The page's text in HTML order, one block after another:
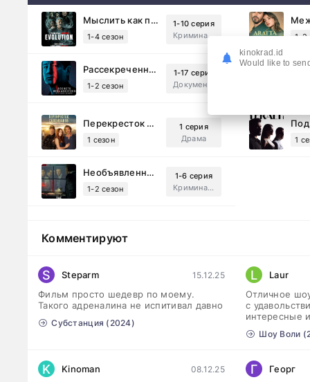
Мыслить как преступник: Эволюция (2022)
1-4 сезон
1-10 серия
Криминал, Детектив, Триллер, Драма
1-2
Рассекреченные тайны с Дэвидом Духовны (2025)
1-2 сезон
1-17 серия
Документальный, Исторический, Sci-Fi
Перекресток Салливанов (2023)
1 сезон
1 серия
Драма
1
Необъявленная война (2022)
1-2 сезон
1-6 серия
Криминал, Триллер, Драма
Комментируют
S Steparm 15.12.25
Фильм просто шедевр по моему.
Такого адреналина не испитивал давно
Субстанция (2024)
L
Laur
Отличное
с
интересные
Шоу Воли
K Kinoman 08.12.25 Г
Георг
kinokrad.id
Would like to